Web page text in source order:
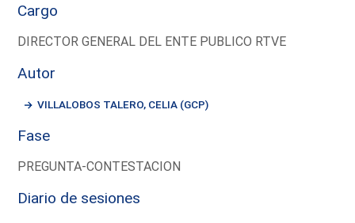
Cargo
DIRECTOR GENERAL DEL ENTE PUBLICO RTVE
Autor
VILLALOBOS TALERO, CELIA (GCP)
Fase
PREGUNTA-CONTESTACION
Diario de sesiones